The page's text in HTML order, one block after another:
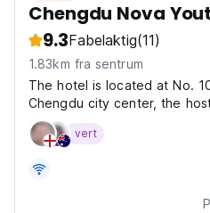
Chengdu Nova
9.3Fabelaktig(11)
1.83km fra sentrum
The hotel is located at No.
Chengdu city center, the
the original site of the air-
Anti-Japanese War, and is
vert